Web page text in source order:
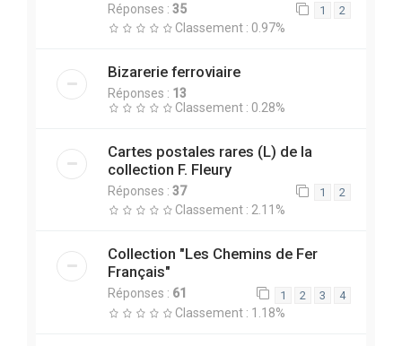
Réponses : 35 1 2
Classement : 0.97%
Bizarerie ferroviaire
Réponses : 13
Classement : 0.28%
Cartes postales rares (L) de la
collection F. Fleury
Réponses : 37 1 2
Classement : 2.11%
Collection "Les Chemins de Fer
Français"
Réponses : 61 1 2 3 4
Classement : 1.18%